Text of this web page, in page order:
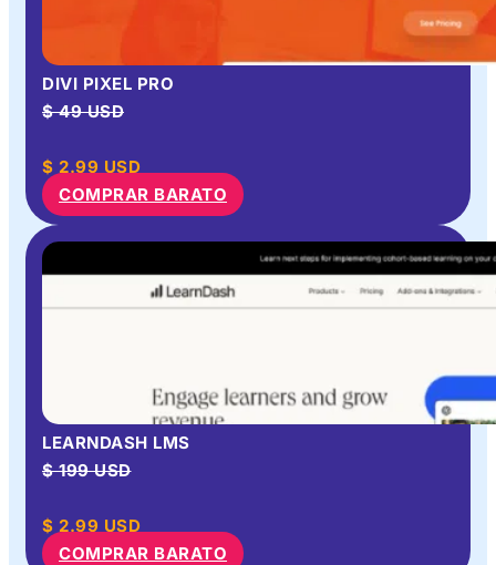
DIVI PIXEL PRO
$ 49 USD
$ 2.99 USD
COMPRAR BARATO
LEARNDASH LMS
$ 199 USD
$ 2.99 USD
COMPRAR BARATO